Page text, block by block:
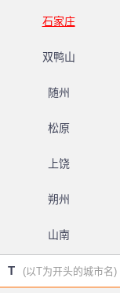
石家庄
双鸭山
随州
松原
上饶
朔州
山南
T (以T为开头的城市名)